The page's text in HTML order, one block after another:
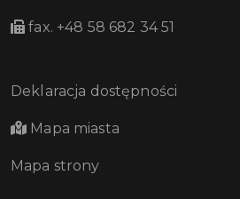
fax. +48 58 682 34 51
Deklaracja dostępności
Mapa miasta
Mapa strony